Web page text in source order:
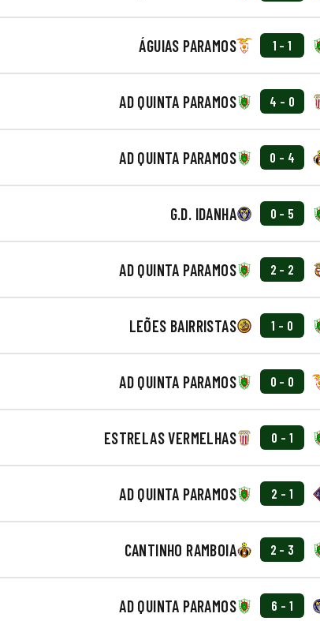
ÁGUIAS PARAMOS 1 - 1
AD QUINTA PARAMOS 4 - 0
AD QUINTA PARAMOS 0 - 4
G.D. IDANHA 0 - 5
AD QUINTA PARAMOS 2 - 2
LEÕES BAIRRISTAS 1 - 0
AD QUINTA PARAMOS 0 - 0
ESTRELAS VERMELHAS 0 - 1
AD QUINTA PARAMOS 2 - 1
CANTINHO RAMBOIA 2 - 3
AD QUINTA PARAMOS 6 - 1